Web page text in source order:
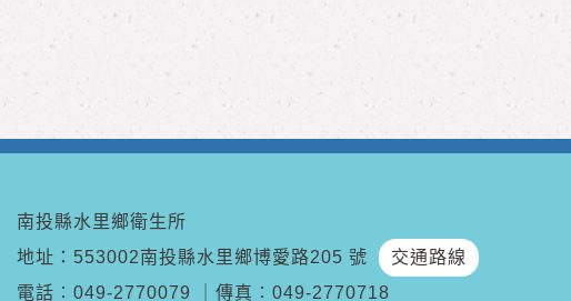
南投縣水里鄉衛生所
地址：553002南投縣水里鄉博愛路205 號
交通路線
電話︰ 049-2770079 傳真︰ 049-2770718